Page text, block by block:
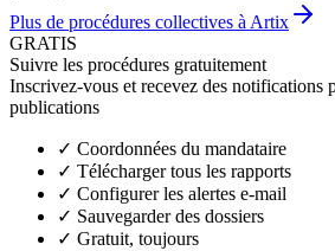
Plus de procédures collectives à Artix
GRATIS
Suivre les procédures gratuitement
Inscrivez-vous et recevez des notifications
publications
✓ Coordonnées du mandataire
✓ Télécharger tous les rapports
✓ Configurer les alertes e-mail
✓ Sauvegarder des dossiers
✓ Gratuit, toujours